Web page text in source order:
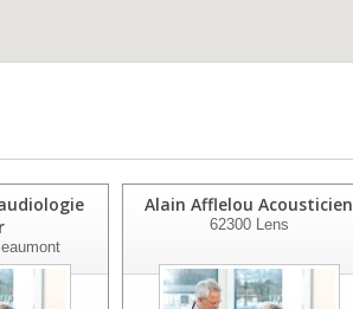
Alain Afflelou Acousticien
62300Lens